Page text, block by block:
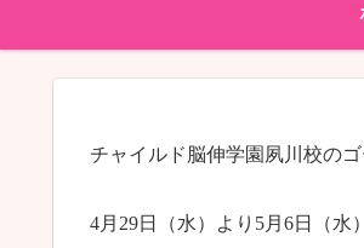
チャイルド脳伸学園夙川校の
4月29日（水）より5月6日（水